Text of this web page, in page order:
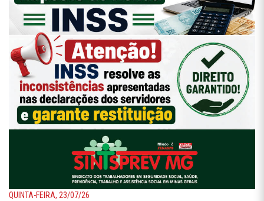
QUINTA-FEIRA, 23/07/26